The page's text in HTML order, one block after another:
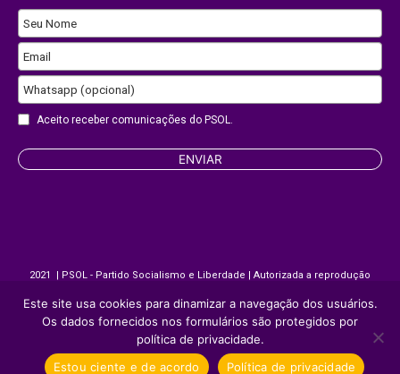
Seu Nome
Email
Phone
Number
Whatsapp (opcional)
Aceito receber comunicações do PSOL.
ENVIAR
2021 | PSOL - Partido Socialismo e Liberdade | Autorizada a reprodução
desde que citada a fonte.
Site desenvolvido porAppmobi
Este site usa cookies para dinamizar a navegação dos usuários.
Os dados fornecidos nos formulários são protegidos por
política de privacidade.
Estou ciente e de acordo
Política de privacidade